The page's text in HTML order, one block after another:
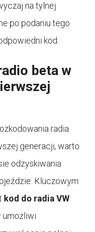
na tylnej
po podaniu tego
kod.
beta w
radia
generacji, warto
odzyskiwania
Kluczowym
kod do radiaVW
umożliwi